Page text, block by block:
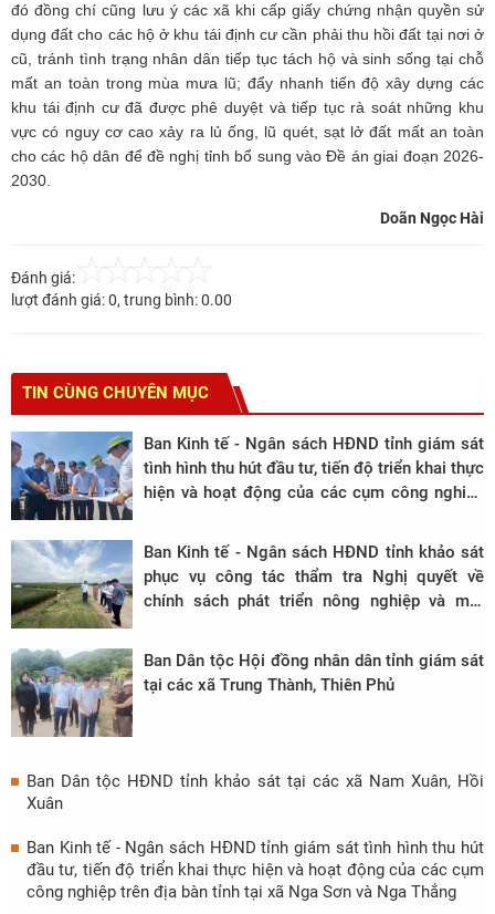
đó đồng chí cũng lưu ý các xã khi cấp giấy chứng nhận quyền sử
dụng đất cho các hộ ở khu tái định cư cần phải thu hồi đất tại nơi ở
cũ, tránh tình trạng nhân dân tiếp tục tách hộ và sinh sống tại chỗ
mất an toàn trong mùa mưa lũ; đẩy nhanh tiến độ xây dựng các
khu tái định cư đã được phê duyệt và tiếp tục rà soát những khu
vực có nguy cơ cao xảy ra lủ ống, lũ quét, sạt lở đất mất an toàn
cho các hộ dân để đề nghị tỉnh bổ sung vào Đề án giai đoạn 2026-
2030.
Doãn Ngọc Hài
Đánh giá:
lượt đánh giá:0, trung bình:0.00
TIN CÙNG CHUYÊN MỤC
Ban Kinh tế - Ngân sách HĐND tỉnh giám sát
tình hình thu hút đầu tư, tiến độ triển khai thực
hiện và hoạt động của các cụm công nghiệp
Trung Chính
Ban Kinh tế - Ngân sách HĐND tỉnh khảo sát
phục vụ công tác thẩm tra Nghị quyết về
chính sách phát triển nông nghiệp và môi
2030, tại xã Tân Tiến và Hồ Vương
Ban Dân tộc Hội đồng nhân dân tỉnh giám sát
tại các xã Trung Thành, Thiên Phủ
Ban Dân tộc HĐND tỉnh khảo sát tại các xã Nam Xuân, Hồi
Xuân
Ban Kinh tế - Ngân sách HĐND tỉnh giám sát tình hình thu hút
đầu tư, tiến độ triển khai thực hiện và hoạt động của các cụm
công nghiệp trên địa bàn tỉnh tại xã Nga Sơn và Nga Thắng